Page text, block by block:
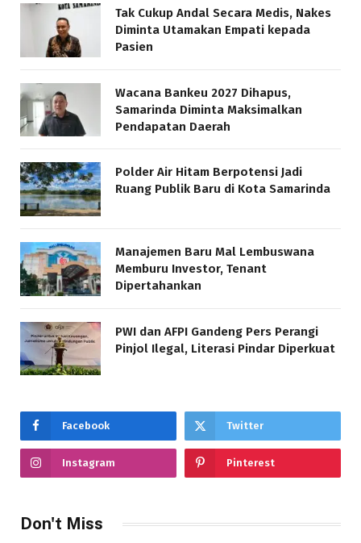
Tak Cukup Andal Secara Medis, Nakes
Diminta Utamakan Empati kepada
Pasien
Wacana Bankeu 2027 Dihapus,
Samarinda Diminta Maksimalkan
Pendapatan Daerah
Polder Air Hitam Berpotensi Jadi
Ruang Publik Baru di Kota Samarinda
Manajemen Baru Mal Lembuswana
Memburu Investor, Tenant
Dipertahankan
PWI dan AFPI Gandeng Pers Perangi
Pinjol Ilegal, Literasi Pindar Diperkuat
Facebook Twitter
Instagram Pinterest
Don't Miss